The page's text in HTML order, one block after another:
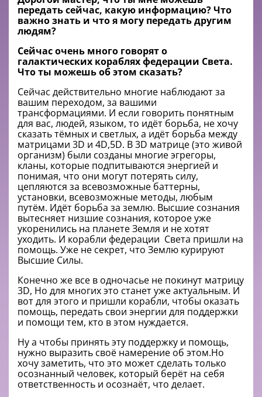
передать сейчас, какую информацию? Что
важно знать и что я могу передать другим
людям?
Сейчас очень много говорят о
галактических кораблях федерации Света.
Что ты можешь об этом сказать?
Сейчас действительно многие наблюдают за
вашим переходом, за вашими
трансформациями. И если говорить понятным
для вас, людей, языком, то идёт борьба, не хочу
сказать тёмных и светлых, а идёт борьба между
матрицами 3D и 4D,5D. В 3D матрице (это живой
организм) были созданы многие эгрегоры,
кланы, которые подпитываются энергией и
понимая, что они могут потерять силу,
цепляются за всевозможные баттерны,
установки, всевозможные методы, любым
путём. Идёт борьба за землю. Высшие сознания
вытесняет низшие сознания, которое уже
укоренились на планете Земля и не хотят
уходить. И корабли федерации Света пришли на
помощь. Уже не секрет, что Землю курируют
Высшие Силы.
Конечно же все в одночасье не покинут матрицу
3D, Но для многих это станет уже актуальным. И
вот для этого и пришли корабли, чтобы оказать
помощь, передать свои энергии для поддержки
и помощи тем, кто в этом нуждается.
Ну а чтобы принять эту поддержку и помощь,
нужно выразить своё намерение об этом.Но
хочу заметить, что это может сделать только
осознанный человек, который берёт на себя
ответственность и осознаёт, что делает.